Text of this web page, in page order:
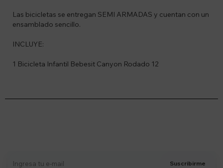
Las bicicletas se entregan SEMI ARMADAS y cuentan con un
ensamblado sencillo.
INCLUYE:
1 Bicicleta Infantil Bebesit Canyon Rodado 12
Suscribirme